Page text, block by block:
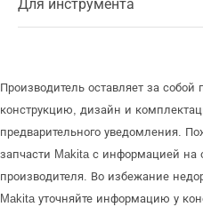
Для инструмента
Производитель оставляет за
конструкцию, дизайн и
предварительного уведомления.
запчасти Makita с информацией
производителя. Во избежание
Makita уточняйте информацию у